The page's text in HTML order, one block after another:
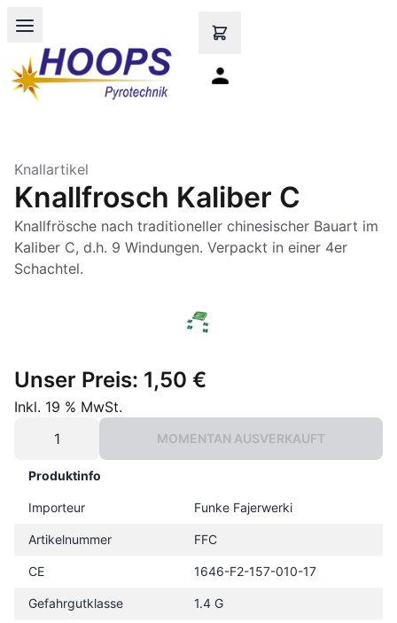
Open main menu
Knallartikel
Knallfrosch Kaliber C
Knallfrösche nach traditioneller chinesischer Bauart im
Kaliber C, d.h. 9 Windungen. Verpackt in einer 4er
Schachtel.
Unser Preis: 1,50 €
Inkl. 19 % MwSt.
MOMENTAN AUSVERKAUFT
Produktinfo
Importeur Funke Fajerwerki
Artikelnummer FFC
CE 1646-F2-157-010-17
Gefahrgutklasse 1.4 G